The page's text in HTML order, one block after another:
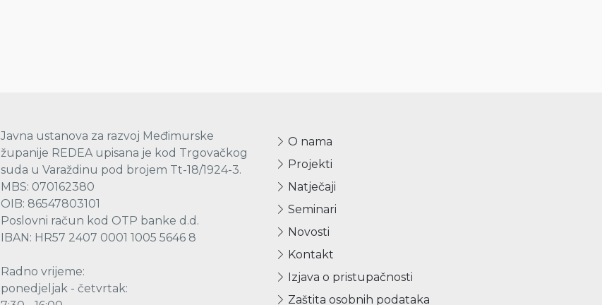
Javna ustanova za razvoj Međimurske
županije REDEA upisana je kod Trgovačkog
suda u Varaždinu pod brojem Tt-18/1924-3.
MBS: 070162380
OIB: 86547803101
Poslovni račun kod OTP banke d.d.
IBAN: HR57 2407 0001 1005 5646 8
Radno vrijeme:
ponedjeljak - četvrtak:
O nama
Projekti
Natječaji
Seminari
Novosti
Kontakt
Izjava o pristupačnosti
Zaštita osobnih podataka